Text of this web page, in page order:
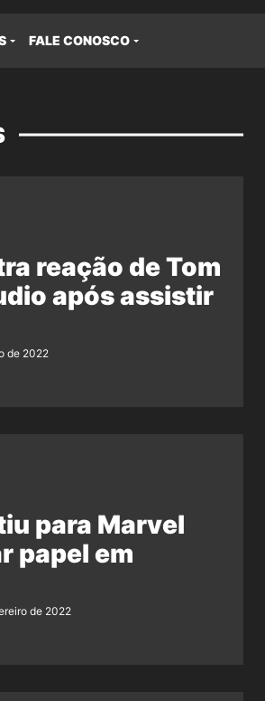
FALE CONOSCO
reação de Tom
após assistir
de 2022
para Marvel
papel em
de 2022